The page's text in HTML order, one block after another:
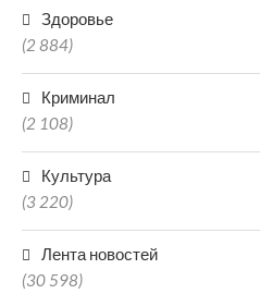
Здоровье
(2 884)
Криминал
(2 108)
Культура
(3 220)
Лента новостей
(30 598)